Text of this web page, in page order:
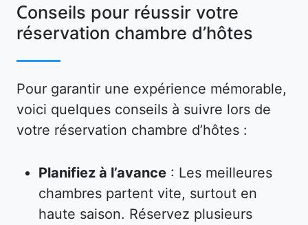
Conseils pour réussir votre
réservation chambre d’hôtes
Pour garantir une expérience mémorable,
voici quelques conseils à suivre lors de
votre réservation chambre d’hôtes :
Planifiez à l’avance : Les meilleures
chambres partent vite, surtout en
haute saison. Réservez plusieurs